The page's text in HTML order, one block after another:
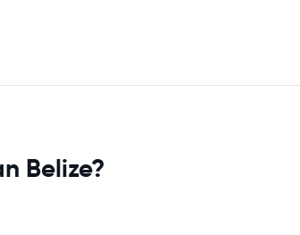
Belize?